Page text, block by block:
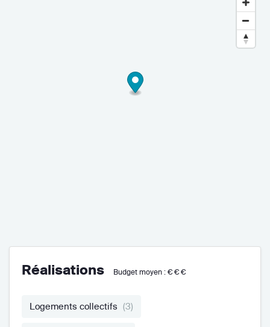
Réalisations Budget moyen : €€€
Logements collectifs (3)